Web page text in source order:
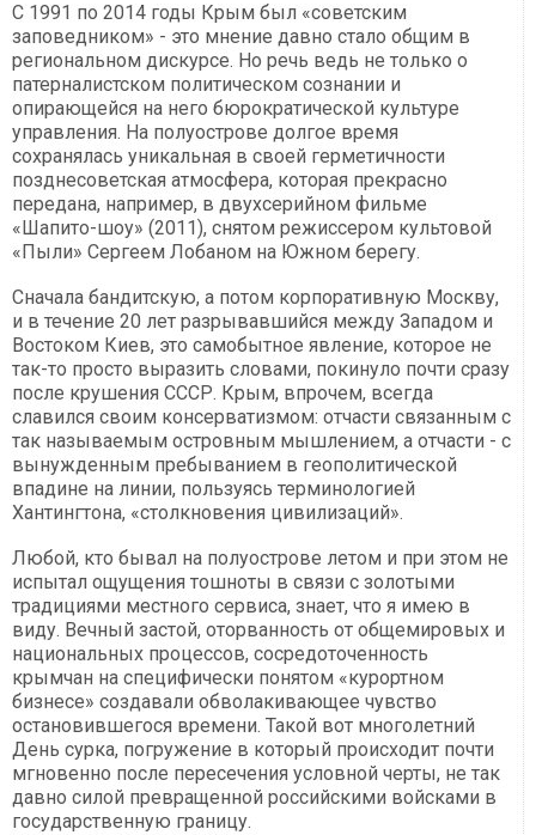
С 1991 по 2014 годы Крым был «советским
заповедником» - это мнение давно стало общим в
региональном дискурсе. Но речь ведь не только о
патерналистском политическом сознании и
опирающейся на него бюрократической культуре
управления. На полуострове долгое время
сохранялась уникальная в своей герметичности
позднесоветская атмосфера, которая прекрасно
передана, например, в двухсерийном фильме
«Шапито-шоу» (2011), снятом режиссером культовой
«Пыли» Сергеем Лобаном на Южном берегу.
Сначала бандитскую, а потом корпоративную Москву,
и в течение 20 лет разрывавшийся между Западом и
Востоком Киев, это самобытное явление, которое не
так-то просто выразить словами, покинуло почти сразу
после крушения СССР. Крым, впрочем, всегда
славился своим консерватизмом: отчасти связанным с
так называемым островным мышлением, а отчасти - с
вынужденным пребыванием в геополитической
впадине на линии, пользуясь терминологией
Хантингтона, «столкновения цивилизаций».
Любой, кто бывал на полуострове летом и при этом не
испытал ощущения тошноты в связи с золотыми
традициями местного сервиса, знает, что я имею в
виду. Вечный застой, оторванность от общемировых и
национальных процессов, сосредоточенность
крымчан на специфически понятом «курортном
бизнесе» создавали обволакивающее чувство
остановившегося времени. Такой вот многолетний
День сурка, погружение в который происходит почти
мгновенно после пересечения условной черты, не так
давно силой превращенной российскими войсками в
государственную границу.